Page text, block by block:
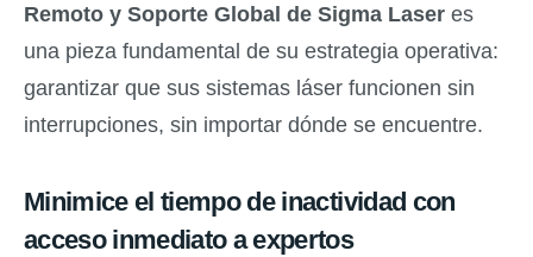
Remoto y Soporte Global de Sigma Laser es
una pieza fundamental de su estrategia operativa:
garantizar que sus sistemas láser funcionen sin
interrupciones, sin importar dónde se encuentre.
Minimice el tiempo de inactividad con
acceso inmediato a expertos